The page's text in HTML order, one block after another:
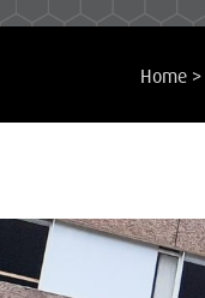
Home >